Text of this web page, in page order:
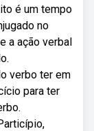
é um tempo
no
a ação verbal
verbo ter em
para ter